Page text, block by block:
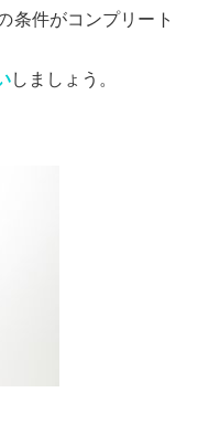
条件がコンプリート
しましょう。